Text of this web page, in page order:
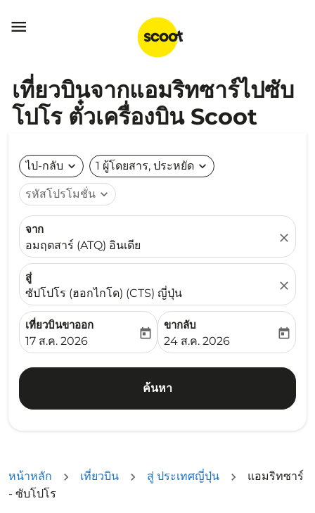

เที่ยวบินจากแอมริทซาร์ไปซับ
โปโร ตั๋วเครื่องบิน Scoot
ไป-กลับ expand_more 1 ผู้โดยสาร, ประหยัด expand_more
รหัสโปรโมชั่น expand_more
จาก
อมฤตสาร์ (ATQ) อินเดีย
close
สู่
ซัปโปโร (ฮอกไกโด) (CTS) ญี่ปุ่น
close
เที่ยวบินขาออก
fc-booking-departure-date-aria-label
17 ส.ค. 2026
today
ขากลับ
fc-booking-return-date-
24 ส.ค. 2026
today
ค้นหา
หน้าหลัก เที่ยวบิน สู่ ประเทศญี่ปุ่น
แอมริทซาร์
- ซับโปโร